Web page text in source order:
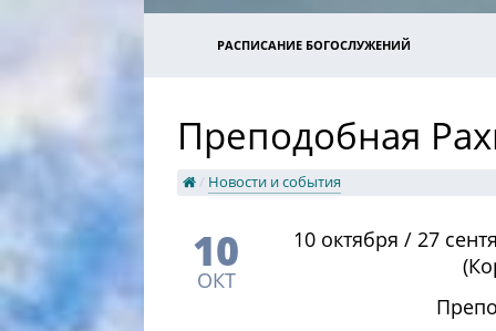
РАСПИСАНИЕ БОГОСЛУЖЕНИЙ
Преподобная
/ Новости и события
10
ОКТ
​10 октября / 27